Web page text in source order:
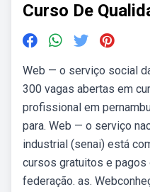
Curso De
Web — o serviço social
300 vagas abertas em
profissional em
para. Web — o serviço
industrial (senai) está
cursos gratuitos e pagos
federação. as.